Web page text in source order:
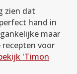
zien dat
hand in
maar
voor
'Timon